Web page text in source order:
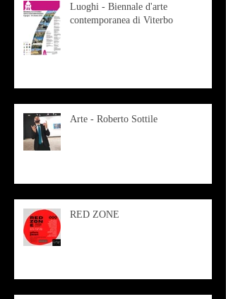
Luoghi - Biennale d'arte
contemporanea di Viterbo
Arte - Roberto Sottile
RED ZONE